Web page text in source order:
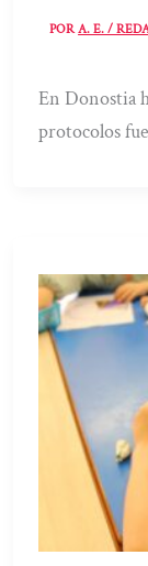
PORA. E. /
En Donostia
protocolos